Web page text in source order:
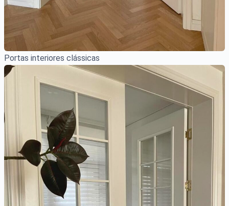
Portas interiores clássicas